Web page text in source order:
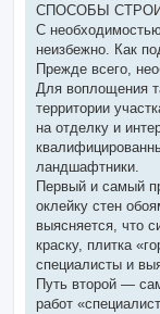
о
щ
е
и
е
СПОСОБЫ
С
неизбежно. Как
Прежде всего,
Для воплощения
территории
на отделку и
ландшафтники.
Первый и самый
оклейку стен
выясняется, что
краску, плитка
специалисты и
Путь второй —
работ